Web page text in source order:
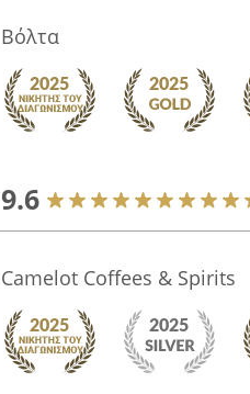
Βόλτα
9.6
Camelot Coffees & Spirits